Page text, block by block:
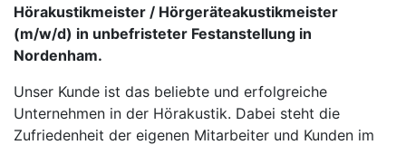
Hörakustikmeister / Hörgeräteakustikmeister
(m/w/d) in unbefristeter Festanstellung in
Nordenham.
Unser Kunde ist das beliebte und erfolgreiche
Unternehmen in der Hörakustik. Dabei steht die
Zufriedenheit der eigenen Mitarbeiter und Kunden im